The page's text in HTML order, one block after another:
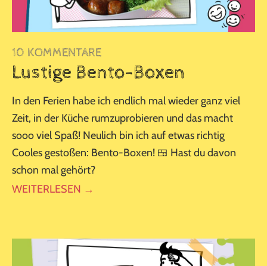
10 KOMMENTARE
Lustige Bento-Boxen
In den Ferien habe ich endlich mal wieder ganz viel
Zeit, in der Küche rumzuprobieren und das macht
sooo viel Spaß! Neulich bin ich auf etwas richtig
Cooles gestoßen: Bento-Boxen! 🍱 Hast du davon
schon mal gehört?
WEITERLESEN →